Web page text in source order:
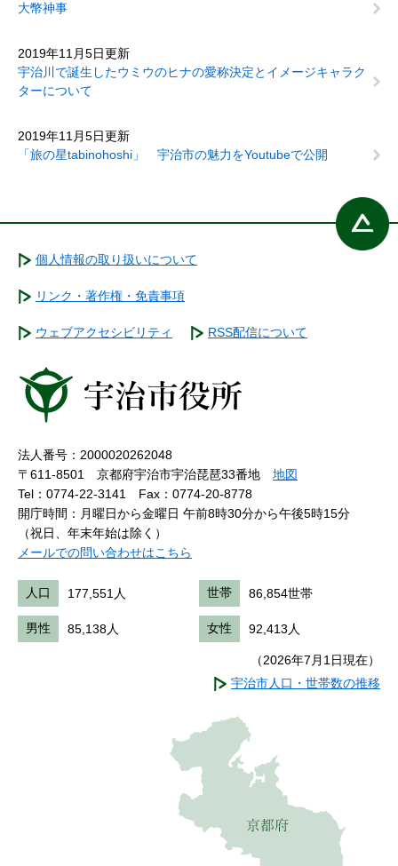
大幣神事
2019年11月5日更新
宇治川で誕生したウミウのヒナの愛称決定とイメージキャラク
ターについて
2019年11月5日更新
「旅の星tabinohoshi」 宇治市の魅力をYoutubeで公開
個人情報の取り扱いについて
リンク・著作権・免責事項
ウェブアクセシビリティ RSS配信について
法人番号：2000020262048
〒611-8501 京都府宇治市宇治琵琶33番地 地図
Tel：0774-22-3141
Fax：0774-20-8778
開庁時間：月曜日から金曜日 午前8時30分から午後5時15分
（祝日、年末年始は除く）
メールでの問い合わせはこちら
人口 177,551人 世帯 86,854世帯
男性 85,138人 女性 92,413人
（2026年7月1日現在）
宇治市人口・世帯数の推移